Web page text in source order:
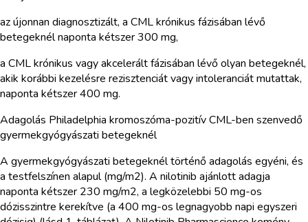
az újonnan diagnosztizált, a CML krónikus fázisában lévő
betegeknél naponta kétszer 300 mg,
a CML krónikus vagy akcelerált fázisában lévő olyan betegeknél,
akik korábbi kezelésre rezisztenciát vagy intoleranciát mutattak,
naponta kétszer 400 mg.
Adagolás Philadelphia kromoszóma-pozitív CML-ben szenvedő
gyermekgyógyászati betegeknél
A gyermekgyógyászati betegeknél történő adagolás egyéni, és
a testfelszínen alapul (mg/m2). A nilotinib ajánlott adagja
naponta kétszer 230 mg/m2, a legközelebbi 50 mg-os
dózisszintre kerekítve (a 400 mg-os legnagyobb napi egyszeri